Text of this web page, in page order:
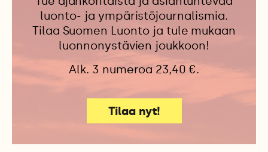
luonto- ja ympäristöjournalismia.
Tilaa Suomen Luonto ja tule mukaan
luonnonystävien joukkoon!
Alk. 3 numeroa 23,40 €.
Tilaa nyt!